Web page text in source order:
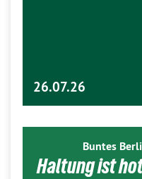
26.07.26
Buntes
Haltung ist